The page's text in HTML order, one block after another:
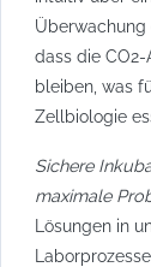
dass die
bleiben, was
Zellbiologie
Sichere
maximale
Lösungen in